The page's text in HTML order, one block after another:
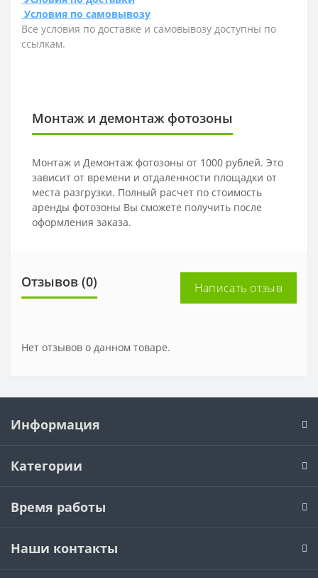
Условия по самовывозу
Все условия по доставке и самовывозу доступны по
ссылкам.
Монтаж и демонтаж фотозоны
Монтаж и Демонтаж фотозоны от 1000 рублей. Это
зависит от времени и отдаленности площадки от
места разгрузки. Полный расчет по стоимость
аренды фотозоны Вы сможете получить после
оформления заказа.
Отзывов (0) Написать отзыв
Нет отзывов о данном товаре.
Информация
Категории
Время работы
Наши контакты